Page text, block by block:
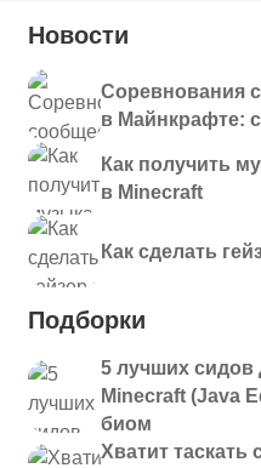
Новости
Соревнования
в Майнкрафте:
Как получить
в Minecraft
Как сделать
Подборки
5 лучших
Minecraft (Java
биом
Хватит таскать